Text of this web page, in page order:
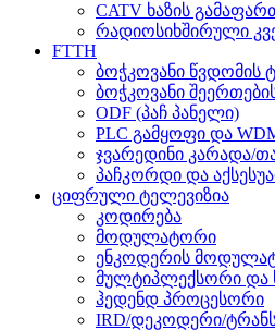
CATV ხაზის
რადიოსიხშირული
FTTH
ბოჭკოვანი წვდომის
ბოჭკოვანი
ODF (პაჩ პანელი)
PLC გამყოფი და
ჯვარედინი კარადა/
პაჩკორდი და
ციფრული ტელევიზია
კოდირება
მოდულატორი
ენკოდერის
მულტიპლექსორი და
ჰედენდ პროცესორი
IRD/დეკოდერი/